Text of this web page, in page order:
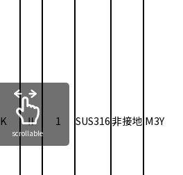
K Ⅱ 1 SUS316非接地 M3Y
scrollable